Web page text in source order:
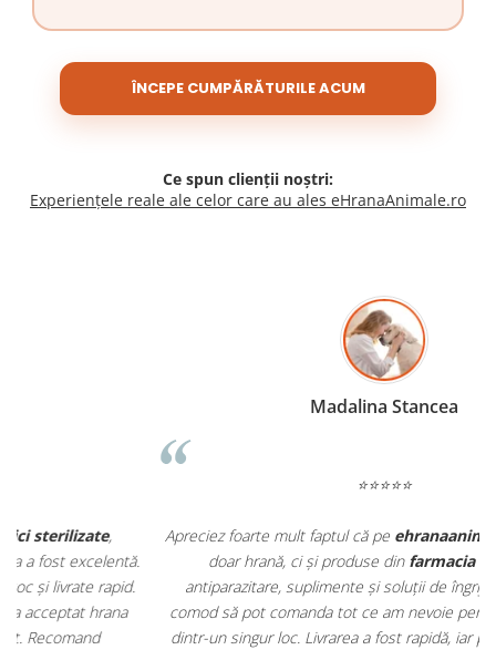
ÎNCEPE CUMPĂRĂTURILE ACUM
Ce spun clienții noștri:
Experiențele reale ale celor care au ales eHranaAnimale.ro
Madalina Stancea
Apreciez foarte mult faptul că peehranaanimale.ro găsesc nu
doar hrană, ci și produse dinfarmacia veterinară:
antiparazitare, suplimente și soluții de îngrijire. Este foarte
comod să pot comanda tot ce am nevoie pentru animalul meu
dintr-un singur loc. Livrarea a fost rapidă, iar produsele au fost